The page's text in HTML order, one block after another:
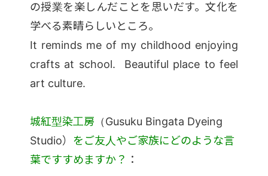
の授業を楽しんだことを思いだす。文化を
学べる素晴らしいところ。
It reminds me of my childhood enjoying
crafts at school. Beautiful place to feel
art culture.
城紅型染工房 （Gusuku Bingata Dyeing
Studio） をご友人やご家族にどのような言
葉ですすめますか？ ：